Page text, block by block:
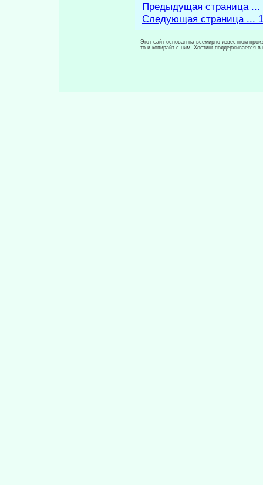
Предыдущая страница ...
Следующая страница ...
Этот сайт основан на всемирно известном
то и копирайт с ним. Хостинг поддерживается